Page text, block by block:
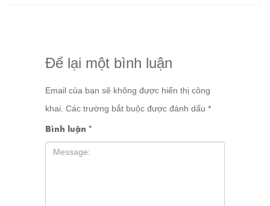
Để lại một bình luận
Email của bạn sẽ không được hiển thị công
khai. Các trường bắt buộc được đánh dấu *
Bình luận *